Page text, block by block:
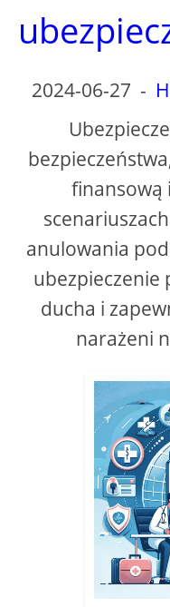
2024-06-27 -
finansową
anulowania
ubezpieczenie
ducha i
narażeni